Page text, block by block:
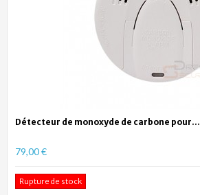
Détecteur de monoxyde de carbone pour...
79,00 €
Rupture de stock